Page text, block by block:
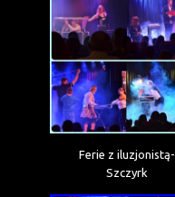
Ferie z iluzjonistą-
Szczyrk